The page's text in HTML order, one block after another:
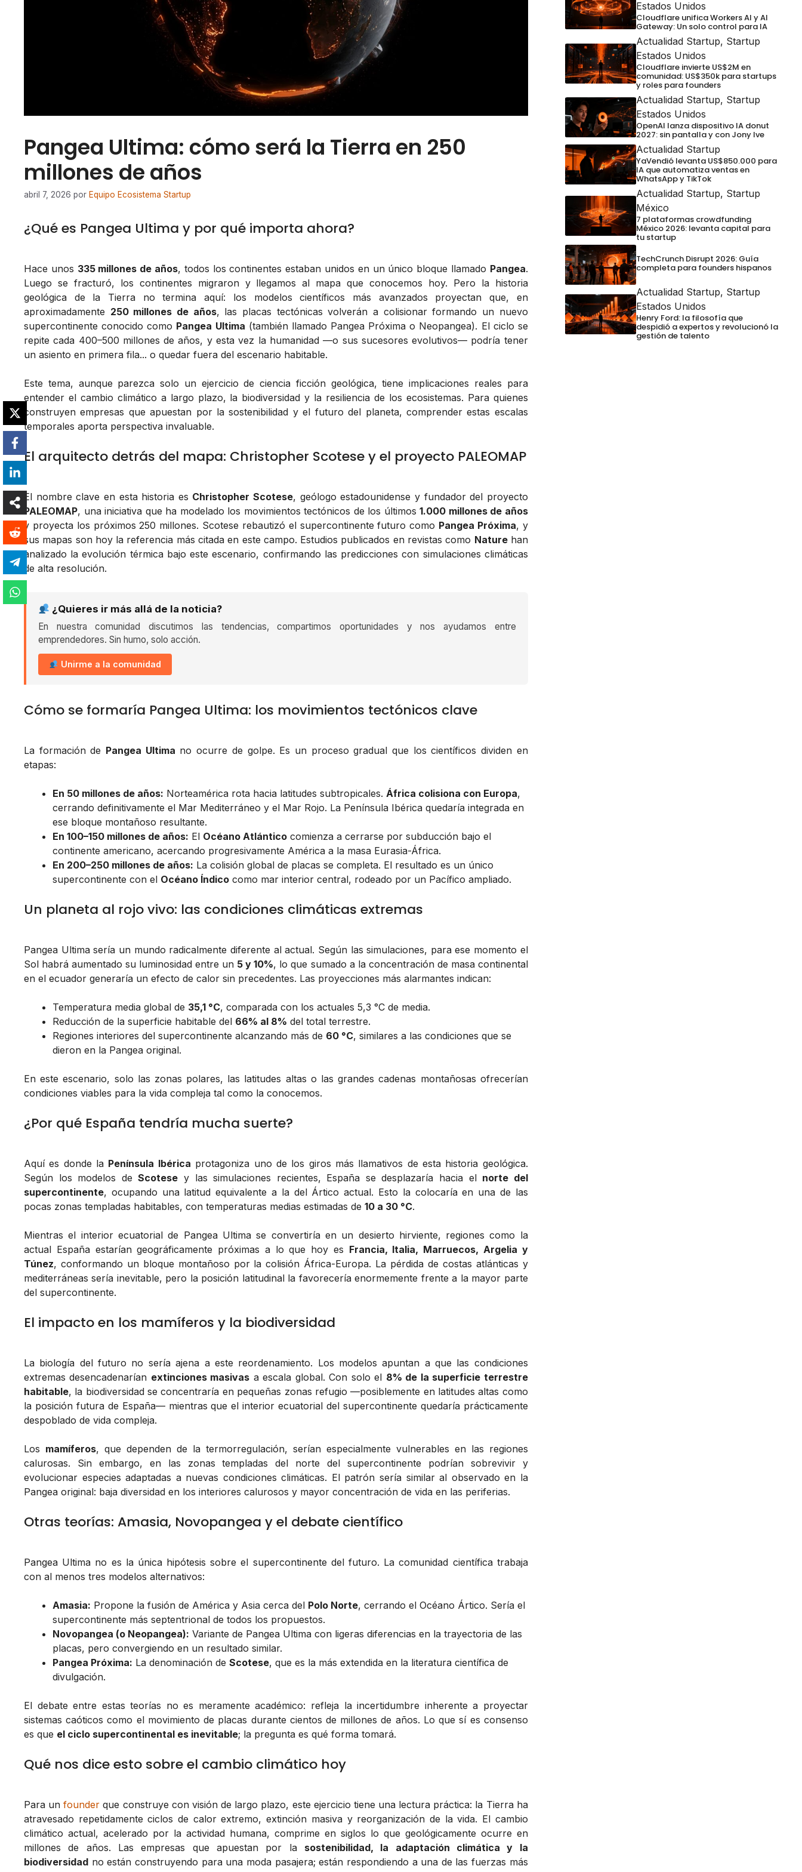
Pangea Ultima: cómo será la Tierra en 250
millones de años
abril 7, 2026 por Equipo Ecosistema Startup
¿Qué es Pangea Ultima y por qué importa ahora?
Hace unos 335 millones de años, todos los continentes estaban unidos en un único bloque llamado Pangea.
Luego se fracturó, los continentes migraron y llegamos al mapa que conocemos hoy. Pero la historia
geológica de la Tierra no termina aquí: los modelos científicos más avanzados proyectan que, en
aproximadamente 250 millones de años, las placas tectónicas volverán a colisionar formando un nuevo
supercontinente conocido como Pangea Ultima (también llamado Pangea Próxima o Neopangea). El ciclo se
repite cada 400–500 millones de años, y esta vez la humanidad —o sus sucesores evolutivos— podría tener
un asiento en primera fila... o quedar fuera del escenario habitable.
Este tema, aunque parezca solo un ejercicio de ciencia ficción geológica, tiene implicaciones reales para
entender el cambio climático a largo plazo, la biodiversidad y la resiliencia de los ecosistemas. Para quienes
construyen empresas que apuestan por la sostenibilidad y el futuro del planeta, comprender estas escalas
temporales aporta perspectiva invaluable.
El arquitecto detrás del mapa: Christopher Scotese y el proyecto PALEOMAP
El nombre clave en esta historia es Christopher Scotese, geólogo estadounidense y fundador del proyecto
PALEOMAP, una iniciativa que ha modelado los movimientos tectónicos de los últimos1.000 millones de años
y proyecta los próximos 250 millones. Scotese rebautizó el supercontinente futuro como Pangea Próxima, y
sus mapas son hoy la referencia más citada en este campo. Estudios publicados en revistas como Naturehan
analizado la evolución térmica bajo este escenario, confirmando las predicciones con simulaciones climáticas
de alta resolución.
¿Quieres ir más allá de la noticia?
En nuestra comunidad discutimos las tendencias, compartimos oportunidades y nos ayudamos entre
emprendedores. Sin humo, solo acción.
Unirme a la comunidad
Cómo se formaría Pangea Ultima: los movimientos tectónicos clave
La formación de Pangea Ultima no ocurre de golpe. Es un proceso gradual que los científicos dividen en
etapas:
En 50 millones de años: Norteamérica rota hacia latitudes subtropicales. África colisiona con Europa,
cerrando definitivamente el Mar Mediterráneo y el Mar Rojo. La Península Ibérica quedaría integrada en
ese bloque montañoso resultante.
En 100–150 millones de años: El Océano Atlántico comienza a cerrarse por subducción bajo el
continente americano, acercando progresivamente América a la masa Eurasia-África.
En 200–250 millones de años: La colisión global de placas se completa. El resultado es un único
supercontinente con el Océano Índico como mar interior central, rodeado por un Pacífico ampliado.
Un planeta al rojo vivo: las condiciones climáticas extremas
Pangea Ultima sería un mundo radicalmente diferente al actual. Según las simulaciones, para ese momento el
Sol habrá aumentado su luminosidad entre un 5 y 10%, lo que sumado a la concentración de masa continental
en el ecuador generaría un efecto de calor sin precedentes. Las proyecciones más alarmantes indican:
Temperatura media global de 35,1 °C, comparada con los actuales 5,3 °C de media.
Reducción de la superficie habitable del 66% al 8% del total terrestre.
Regiones interiores del supercontinente alcanzando más de 60 °C, similares a las condiciones que se
dieron en la Pangea original.
En este escenario, solo las zonas polares, las latitudes altas o las grandes cadenas montañosas ofrecerían
condiciones viables para la vida compleja tal como la conocemos.
¿Por qué España tendría mucha suerte?
Aquí es donde la Península Ibérica protagoniza uno de los giros más llamativos de esta historia geológica.
Según los modelos deScotese y las simulaciones recientes, España se desplazaría hacia el norte del
supercontinente, ocupando una latitud equivalente a la del Ártico actual. Esto la colocaría en una de las
pocas zonas templadas habitables, con temperaturas medias estimadas de 10 a 30 °C.
Mientras el interior ecuatorial de Pangea Ultima se convertiría en un desierto hirviente, regiones como la
actual España estarían geográficamente próximas a lo que hoy es Francia, Italia, Marruecos, Argelia y
Túnez, conformando un bloque montañoso por la colisión África-Europa. La pérdida de costas atlánticas y
mediterráneas sería inevitable, pero la posición latitudinal la favorecería enormemente frente a la mayor parte
del supercontinente.
El impacto en los mamíferos y la biodiversidad
La biología del futuro no sería ajena a este reordenamiento. Los modelos apuntan a que las condiciones
extremas desencadenarían extinciones masivas a escala global. Con solo el 8% de la superficie terrestre
habitable, la biodiversidad se concentraría en pequeñas zonas refugio —posiblemente en latitudes altas como
la posición futura de España— mientras que el interior ecuatorial del supercontinente quedaría prácticamente
despoblado de vida compleja.
Los mamíferos, que dependen de la termorregulación, serían especialmente vulnerables en las regiones
calurosas. Sin embargo, en las zonas templadas del norte del supercontinente podrían sobrevivir y
evolucionar especies adaptadas a nuevas condiciones climáticas. El patrón sería similar al observado en la
Pangea original: baja diversidad en los interiores calurosos y mayor concentración de vida en las periferias.
Otras teorías: Amasia, Novopangea y el debate científico
Pangea Ultima no es la única hipótesis sobre el supercontinente del futuro. La comunidad científica trabaja
con al menos tres modelos alternativos:
Amasia: Propone la fusión de América y Asia cerca del Polo Norte, cerrando el Océano Ártico. Sería el
supercontinente más septentrional de todos los propuestos.
Novopangea (o Neopangea): Variante de Pangea Ultima con ligeras diferencias en la trayectoria de las
placas, pero convergiendo en un resultado similar.
Pangea Próxima: La denominación de Scotese, que es la más extendida en la literatura científica de
divulgación.
El debate entre estas teorías no es meramente académico: refleja la incertidumbre inherente a proyectar
sistemas caóticos como el movimiento de placas durante cientos de millones de años. Lo que sí es consenso
es que el ciclo supercontinental es inevitable; la pregunta es qué forma tomará.
Qué nos dice esto sobre el cambio climático hoy
Para unfounder que construye con visión de largo plazo, este ejercicio tiene una lectura práctica: la Tierra ha
atravesado repetidamente ciclos de calor extremo, extinción masiva y reorganización de la vida. El cambio
climático actual, acelerado por la actividad humana, comprime en siglos lo que geológicamente ocurre en
millones de años. Las empresas que apuestan por la sostenibilidad, la adaptación climática y la
biodiversidad no están construyendo para una moda pasajera; están respondiendo a una de las fuerzas más
Estados Unidos
Cloudflare unifica Workers AI y AI
Gateway: Un solo control para IA
Actualidad Startup, Startup
Estados Unidos
Cloudflare invierte US$2M en
comunidad: US$350k para startups
y roles para founders
Actualidad Startup, Startup
Estados Unidos
OpenAI lanza dispositivo IA donut
2027: sin pantalla y con Jony Ive
Actualidad Startup
YaVendió levanta US$850.000 para
IA que automatiza ventas en
WhatsApp y TikTok
Actualidad Startup, Startup
México
7 plataformas crowdfunding
México 2026: levanta capital para
tu startup
TechCrunch Disrupt 2026: Guía
completa para founders hispanos
Actualidad Startup, Startup
Estados Unidos
Henry Ford: la filosofía que
despidió a expertos y revolucionó la
gestión de talento